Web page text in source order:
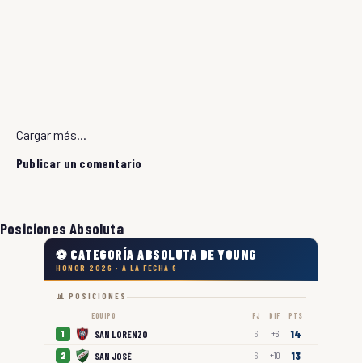
Cargar más...
Publicar un comentario
Posiciones Absoluta
⚽ CATEGORÍA ABSOLUTA DE YOUNG
HONOR 2026 · A LA FECHA 6
📊 POSICIONES
EQUIPO PJ DIF PTS
1 SAN LORENZO 6 +6 14
2 SAN JOSÉ 6 +10 13